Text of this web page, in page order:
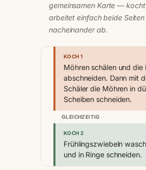
gemeinsamen Karte — kocht
arbeitet einfach beide Seiten
nacheinander ab.
KOCH 1
Möhren schälen und die
abschneiden. Dann mit
Schäler die Möhren in
Scheiben schneiden.
GLEICHZEITIG
KOCH 2
Frühlingszwiebeln
und in Ringe schneiden.